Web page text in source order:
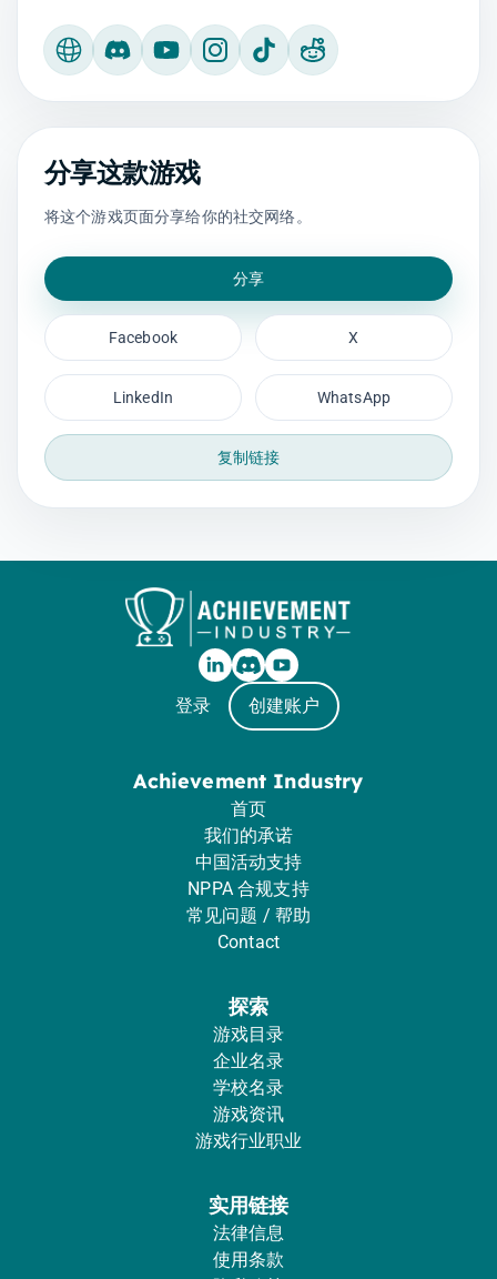
官方网站DiscordYouTubeInstagram
TikTokReddit
分享这款游戏
将这个游戏页面分享给你的社交网络。
分享
Facebook X
LinkedIn WhatsApp
复制链接
登录 创建账户
Achievement Industry
首页
我们的承诺
中国活动支持
NPPA 合规支持
常见问题 / 帮助
Contact
探索
游戏目录
企业名录
学校名录
游戏资讯
游戏行业职业
实用链接
法律信息
使用条款